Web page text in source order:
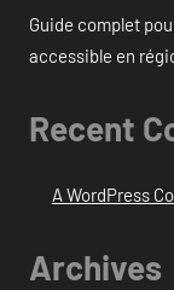
Guide complet
accessible en
Recent
A WordPress
Archives